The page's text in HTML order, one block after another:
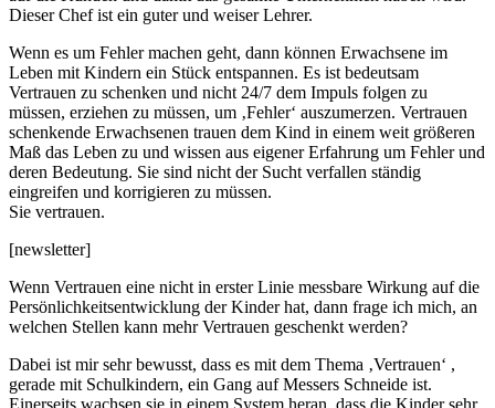
Dieser Chef ist ein guter und weiser Lehrer.
Wenn es um Fehler machen geht, dann können Erwachsene im
Leben mit Kindern ein Stück entspannen. Es ist bedeutsam
Vertrauen zu schenken und nicht 24/7 dem Impuls folgen zu
müssen, erziehen zu müssen, um ‚Fehler‘ auszumerzen. Vertrauen
schenkende Erwachsenen trauen dem Kind in einem weit größeren
Maß das Leben zu und wissen aus eigener Erfahrung um Fehler und
deren Bedeutung. Sie sind nicht der Sucht verfallen ständig
eingreifen und korrigieren zu müssen.
Sie vertrauen.
[newsletter]
Wenn Vertrauen eine nicht in erster Linie messbare Wirkung auf die
Persönlichkeitsentwicklung der Kinder hat, dann frage ich mich, an
welchen Stellen kann mehr Vertrauen geschenkt werden?
Dabei ist mir sehr bewusst, dass es mit dem Thema ‚Vertrauen‘ ,
gerade mit Schulkindern, ein Gang auf Messers Schneide ist.
Einerseits wachsen sie in einem System heran, dass die Kinder sehr